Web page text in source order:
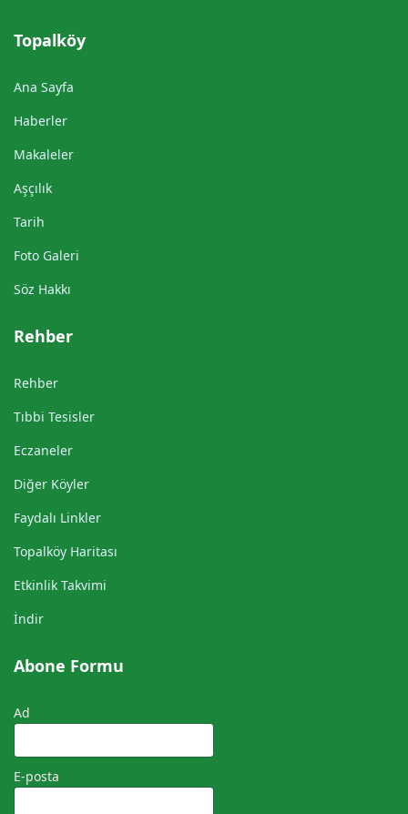
Topalköy
Ana Sayfa
Haberler
Makaleler
Aşçılık
Tarih
Foto Galeri
Söz Hakkı
Rehber
Rehber
Tıbbi Tesisler
Eczaneler
Diğer Köyler
Faydalı Linkler
Topalköy Haritası
Etkinlik Takvimi
İndir
Abone Formu
Ad
E-posta